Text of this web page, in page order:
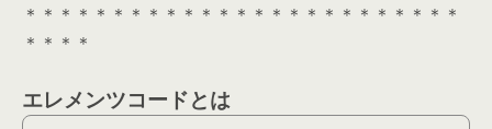
＊＊＊＊＊＊＊＊＊＊＊＊＊＊＊＊＊＊＊＊＊＊＊＊＊
＊＊＊＊
エレメンツコードとは